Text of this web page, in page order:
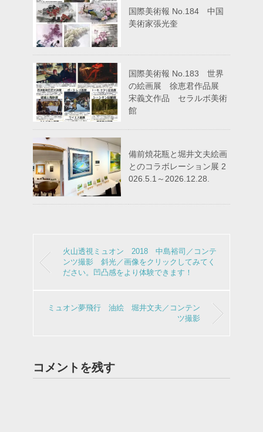
国際美術報 No.184 中国
美術家張光奎
国際美術報 No.183 世界
の絵画展 徐恵君作品展
宋義文作品 セラルボ美術
館
備前焼花瓶と堀井文夫絵画
とのコラボレーション展 2
026.5.1～2026.12.28.
火山透視ミュオン 2018 中島裕司／コンテ
ンツ撮影 斜光／画像をクリックしてみてく
ださい。凹凸感をより体験できます！
ミュオン夢飛行 油絵 堀井文夫／コンテン
ツ撮影
コメントを残す